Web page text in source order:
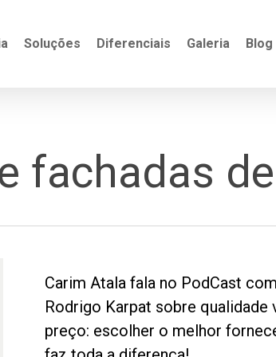
Soluções Diferenciais Galeria Blog
fachadas
Carim Atala fala no PodCast com
Rodrigo Karpat sobre qualidade
preço: escolher o melhor